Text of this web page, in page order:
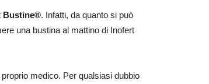
Bustine®. Infatti, da quanto si può
una bustina al mattino di Inofert
medico. Per qualsiasi dubbio